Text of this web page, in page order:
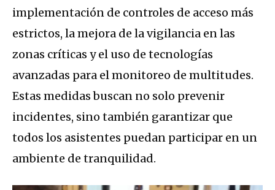
implementación de controles de acceso más
estrictos, la mejora de la vigilancia en las
zonas críticas y el uso de tecnologías
avanzadas para el monitoreo de multitudes.
Estas medidas buscan no solo prevenir
incidentes, sino también garantizar que
todos los asistentes puedan participar en un
ambiente de tranquilidad.